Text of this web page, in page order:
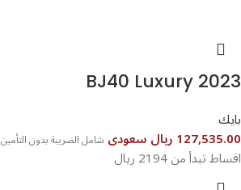
BJ40 Luxury 2023
بايك
127,535.00 ريال سعودى شامل الضريبة بدون التأمين
اقساط تبدأ من 2194 ريال